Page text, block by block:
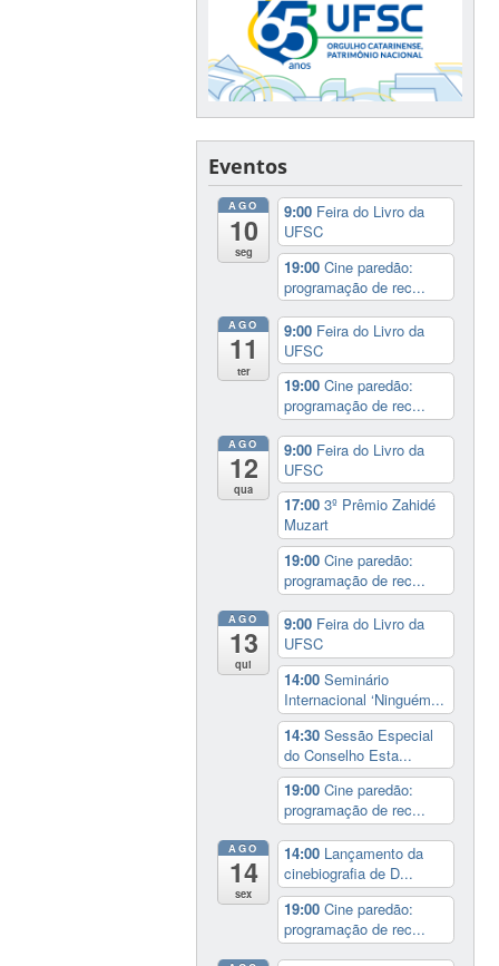
Eventos
AGO
10
seg
9:00 Feira do Livro da
UFSC
19:00Cine paredão:
programação de rec...
AGO
11
ter
9:00 Feira do Livro da
UFSC
19:00Cine paredão:
programação de rec...
AGO
12
qua
9:00 Feira do Livro da
UFSC
17:003º Prêmio Zahidé
Muzart
19:00Cine paredão:
programação de rec...
AGO
13
qui
9:00 Feira do Livro da
UFSC
14:00Seminário
Internacional ‘Ninguém...
14:30Sessão Especial
do Conselho Esta...
19:00Cine paredão:
programação de rec...
AGO
14
sex
14:00 Lançamento da
cinebiografia de D...
19:00Cine paredão:
programação de rec...